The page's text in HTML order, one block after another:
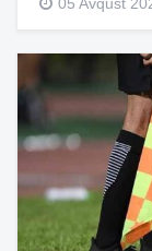
05 Avqust